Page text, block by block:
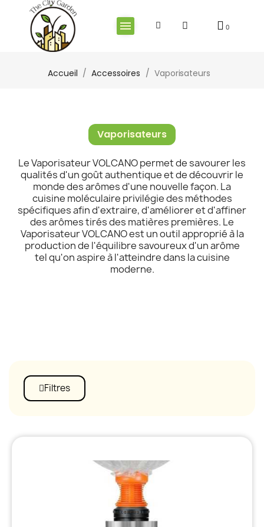
Accueil Accessoires Vaporisateurs
Vaporisateurs
Le Vaporisateur VOLCANO permet de savourer les
qualités d'un goût authentique et de découvrir le
monde des arômes d'une nouvelle façon. La
cuisine moléculaire privilégie des méthodes
spécifiques afin d'extraire, d'améliorer et d'affiner
des arômes tirés des matières premières. Le
Vaporisateur VOLCANO est un outil approprié à la
production de l'équilibre savoureux d'un arôme
tel qu'on aspire à l'atteindre dans la cuisine
moderne.
Filtres